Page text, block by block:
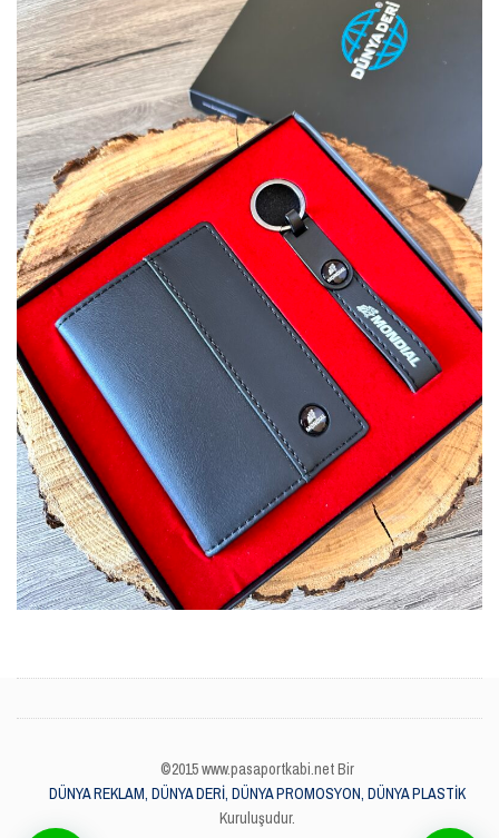
©2015 www.pasaportkabi.net Bir
DÜNYA REKLAM, DÜNYA DERİ, DÜNYA PROMOSYON, DÜNYA PLASTİK
Kuruluşudur.